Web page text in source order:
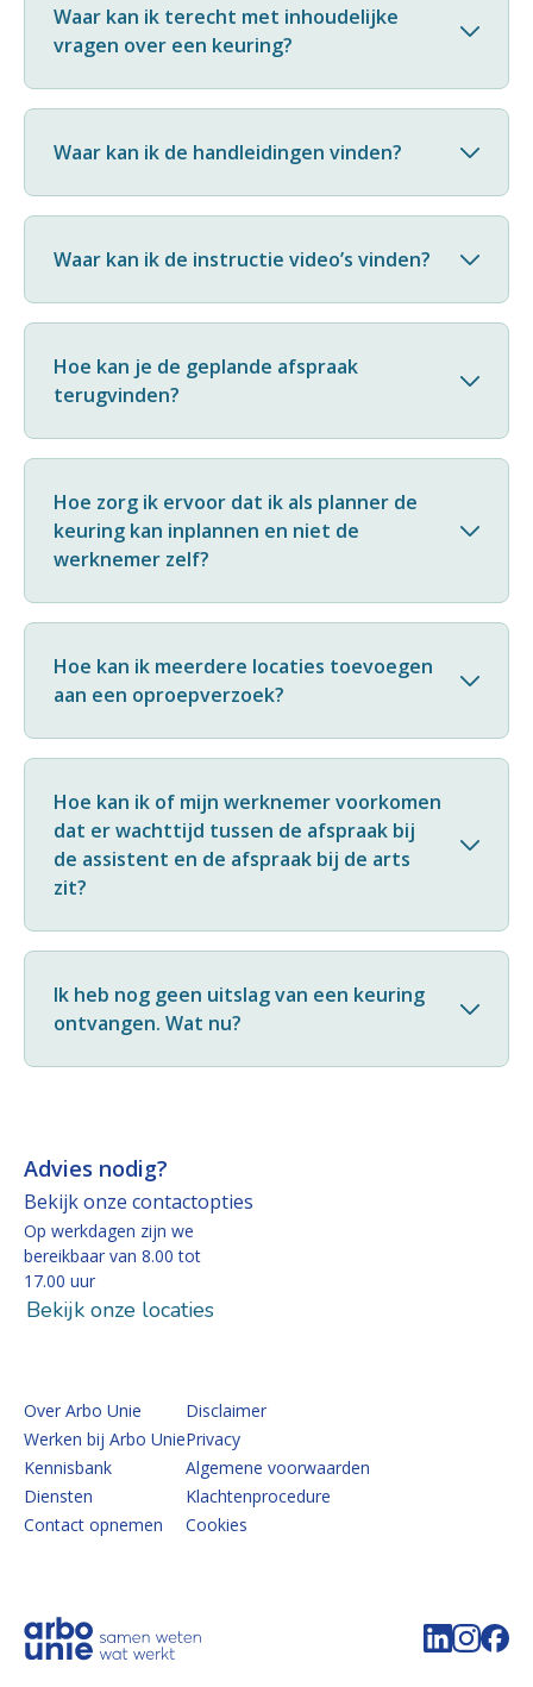
Waar kan ik terecht met inhoudelijke
vragen over een keuring?
Waar kan ik de handleidingen vinden?
Waar kan ik de instructie video’s vinden?
Hoe kan je de geplande afspraak
terugvinden?
Hoe zorg ik ervoor dat ik als planner de
keuring kan inplannen en niet de
werknemer zelf?
Hoe kan ik meerdere locaties toevoegen
aan een oproepverzoek?
Hoe kan ik of mijn werknemer voorkomen
dat er wachttijd tussen de afspraak bij
de assistent en de afspraak bij de arts
zit?
Ik heb nog geen uitslag van een keuring
ontvangen. Wat nu?
Volg de
Volg
Advies nodig?
Bekijk onze contactopties
Op werkdagen zijn we
bereikbaar van 8.00 tot
17.00 uur
Bekijk onze locaties
Over Arbo Unie
Werken bij Arbo Unie
Kennisbank
Diensten
Contact opnemen
Disclaimer
Privacy
Algemene voorwaarden
Klachtenprocedure
Cookies